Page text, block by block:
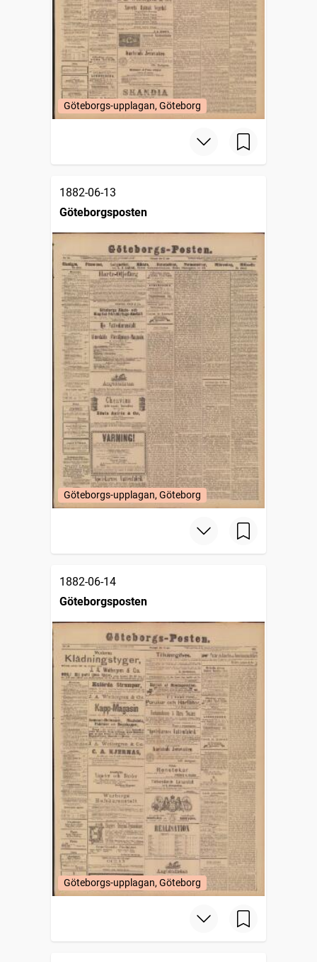
Göteborgs-upplagan, Göteborg
1882-06-13
Göteborgsposten
Göteborgs-upplagan, Göteborg
1882-06-14
Göteborgsposten
Göteborgs-upplagan, Göteborg